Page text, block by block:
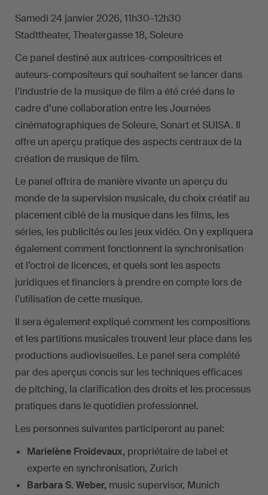
Samedi 24 janvier 2026, 11h30–12h30
Stadttheater, Theatergasse 18, Soleure
Ce panel destiné aux autrices-compositrices et
auteurs-compositeurs qui souhaitent se lancer dans
l’industrie de la musique de film a été créé dans le
cadre d’une collaboration entre les Journées
cinématographiques de Soleure, Sonart et SUISA. Il
offre un aperçu pratique des aspects centraux de la
création de musique de film.
Le panel offrira de manière vivante un aperçu du
monde de la supervision musicale, du choix créatif au
placement ciblé de la musique dans les films, les
séries, les publicités ou les jeux vidéo. On y expliquera
également comment fonctionnent la synchronisation
et l’octroi de licences, et quels sont les aspects
juridiques et financiers à prendre en compte lors de
l’utilisation de cette musique.
Il sera également expliqué comment les compositions
et les partitions musicales trouvent leur place dans les
productions audiovisuelles. Le panel sera complété
par des aperçus concis sur les techniques efficaces
de pitching, la clarification des droits et les processus
pratiques dans le quotidien professionnel.
Les personnes suivantes participeront au panel:
Marielène Froidevaux, propriétaire de label et
experte en synchronisation, Zurich
Barbara S. Weber, music supervisor, Munich